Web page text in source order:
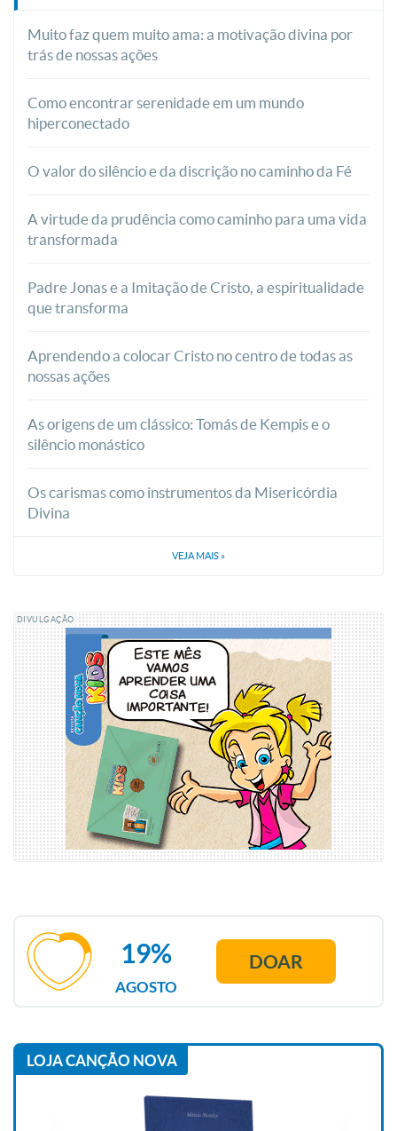
Muito faz quem muito ama: a motivação divina por
trás de nossas ações
Como encontrar serenidade em um mundo
hiperconectado
O valor do silêncio e da discrição no caminho da Fé
A virtude da prudência como caminho para uma vida
transformada
Padre Jonas e a Imitação de Cristo, a espiritualidade
que transforma
Aprendendo a colocar Cristo no centro de todas as
nossas ações
As origens de um clássico: Tomás de Kempis e o
silêncio monástico
Os carismas como instrumentos da Misericórdia
Divina
VEJA MAIS »
DIVULGAÇÃO
AGOSTO
19% DOAR
LOJA CANÇÃO NOVA